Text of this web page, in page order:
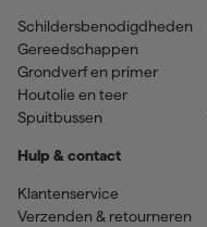
Schildersbenodigdheden
Gereedschappen
Grondverf en primer
Houtolie en teer
Spuitbussen
Hulp & contact
Klantenservice
Verzenden & retourneren